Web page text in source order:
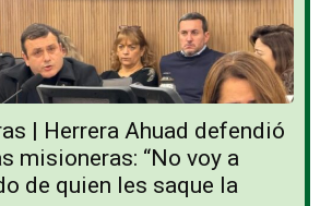
| Herrera Ahuad defendió
misioneras: “No voy a
de quien les saque la